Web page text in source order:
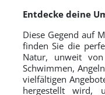
Entdecke deine
Diese Gegend auf
finden Sie die
Natur, unweit
Schwimmen,
vielfältigen
hergestellt wird,